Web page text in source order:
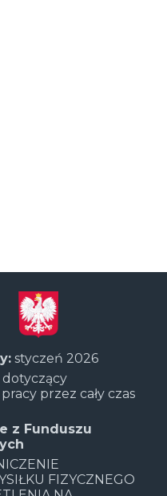
styczeń 2026
przez cały czas
z Funduszu
FIZYCZNEGO